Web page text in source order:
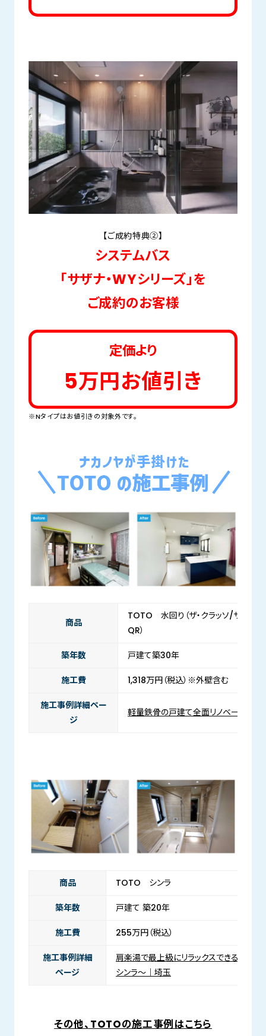
【ご成約特典②】
システムバス
「サザナ・WYシリーズ」を
ご成約のお客様
定価より
5万円お値引き
※Nタイプはお値引きの対象外です。
商品
TOTO 水回り（ザ・クラッソ/サザナ/
QR）
築年数 戸建て築30年
施工費 1,318万円（税込）※外壁含む
施工事例詳細ペー
ジ
軽量鉄骨の戸建て全面リノベーション
商品 TOTO シンラ
築年数 戸建て 築20年
施工費 255万円（税込）
施工事例詳細
ページ
肩楽湯で最上級にリラックスできるお風
シンラ～｜埼玉
その他、TOTOの施工事例はこちら